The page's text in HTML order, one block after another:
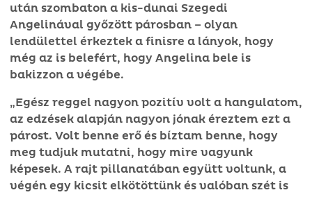
után szombaton a kis-dunai Szegedi
Angelinával győzött párosban – olyan
lendülettel érkeztek a finisre a lányok, hogy
még az is belefért, hogy Angelina bele is
bakizzon a végébe.
„Egész reggel nagyon pozitív volt a hangulatom,
az edzések alapján nagyon jónak éreztem ezt a
párost. Volt benne erő és bíztam benne, hogy
meg tudjuk mutatni, hogy mire vagyunk
képesek. A rajt pillanatában együtt voltunk, a
végén egy kicsit elkötöttünk és valóban szét is